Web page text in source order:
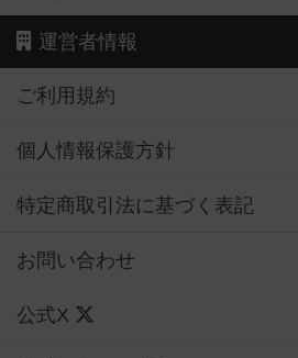
運営者情報
ご利用規約
個人情報保護方針
特定商取引法に基づく表記
お問い合わせ
公式X